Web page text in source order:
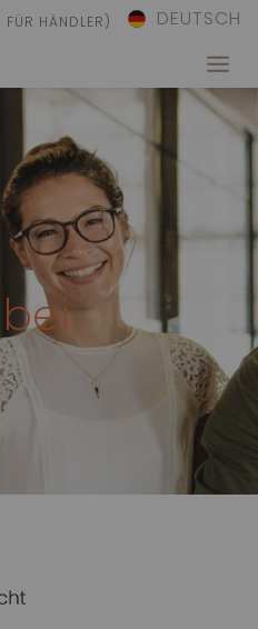
FÜR HÄNDLER) DEUTSCH